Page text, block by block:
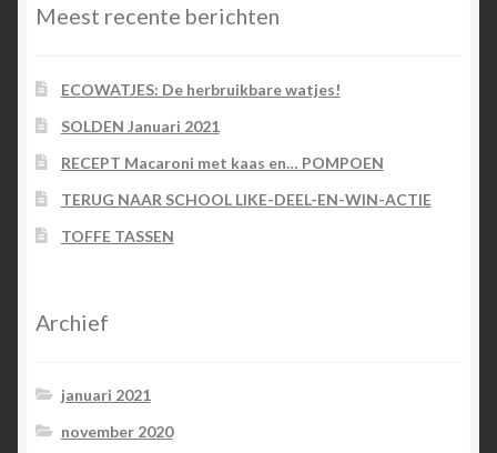
Meest recente berichten
ECOWATJES: De herbruikbare watjes!
SOLDEN Januari 2021
RECEPT Macaroni met kaas en… POMPOEN
TERUG NAAR SCHOOL LIKE-DEEL-EN-WIN-ACTIE
TOFFE TASSEN
Archief
januari 2021
november 2020